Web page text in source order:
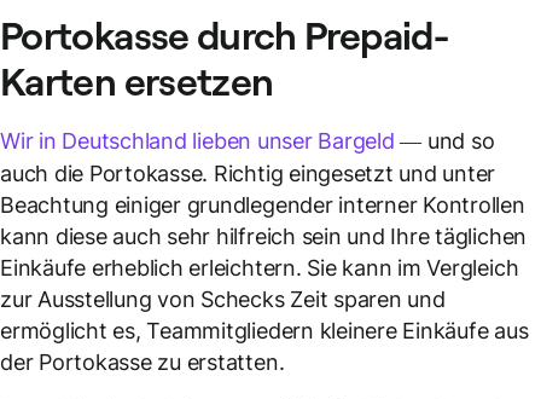
Portokassedurch Prepaid-
Karten ersetzen
Wir in Deutschland lieben unser Bargeld— und so
auch die Portokasse. Richtig eingesetzt und unter
Beachtung einiger grundlegender interner Kontrollen
kann diese auch sehr hilfreich sein und Ihre täglichen
Einkäufe erheblich erleichtern. Sie kann im Vergleich
zur Ausstellung von Schecks Zeit sparen und
ermöglicht es, Teammitgliedern kleinere Einkäufe aus
der Portokasse zu erstatten.